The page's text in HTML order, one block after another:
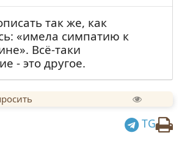
так же, как
«имела симпатию к
Всё-таки
- это другое.
TG